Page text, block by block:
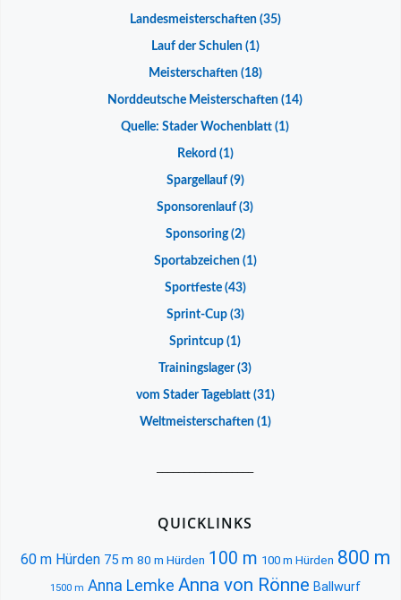
Landesmeisterschaften(35)
Lauf der Schulen(1)
Meisterschaften(18)
Norddeutsche Meisterschaften (14)
Quelle: Stader Wochenblatt (1)
Rekord (1)
Spargellauf(9)
Sponsorenlauf (3)
Sponsoring(2)
Sportabzeichen(1)
Sportfeste(43)
Sprint-Cup(3)
Sprintcup (1)
Trainingslager(3)
vom Stader Tageblatt(31)
Weltmeisterschaften(1)
QUICKLINKS
60 m Hürden 75 m 80 m Hürden 100 m 100 m Hürden 800 m
1500 m Anna Lemke Anna von Rönne Ballwurf